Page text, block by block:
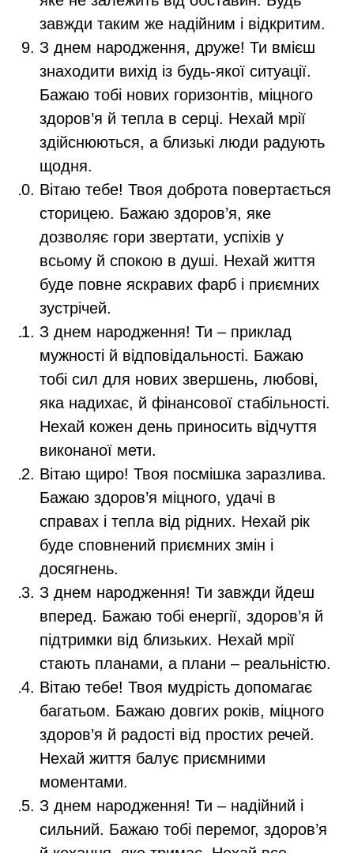
завжди таким же надійним і відкритим.
З днем народження, друже! Ти вмієш
знаходити вихід із будь-якої ситуації.
Бажаю тобі нових горизонтів, міцного
здоров’я й тепла в серці. Нехай мрії
здійснюються, а близькі люди радують
щодня.
Вітаю тебе! Твоя доброта повертається
сторицею. Бажаю здоров’я, яке
дозволяє гори звертати, успіхів у
всьому й спокою в душі. Нехай життя
буде повне яскравих фарб і приємних
зустрічей.
З днем народження! Ти – приклад
мужності й відповідальності. Бажаю
тобі сил для нових звершень, любові,
яка надихає, й фінансової стабільності.
Нехай кожен день приносить відчуття
виконаної мети.
Вітаю щиро! Твоя посмішка заразлива.
Бажаю здоров’я міцного, удачі в
справах і тепла від рідних. Нехай рік
буде сповнений приємних змін і
досягнень.
З днем народження! Ти завжди йдеш
вперед. Бажаю тобі енергії, здоров’я й
підтримки від близьких. Нехай мрії
стають планами, а плани – реальністю.
Вітаю тебе! Твоя мудрість допомагає
багатьом. Бажаю довгих років, міцного
здоров’я й радості від простих речей.
Нехай життя балує приємними
моментами.
З днем народження! Ти – надійний і
сильний. Бажаю тобі перемог, здоров’я